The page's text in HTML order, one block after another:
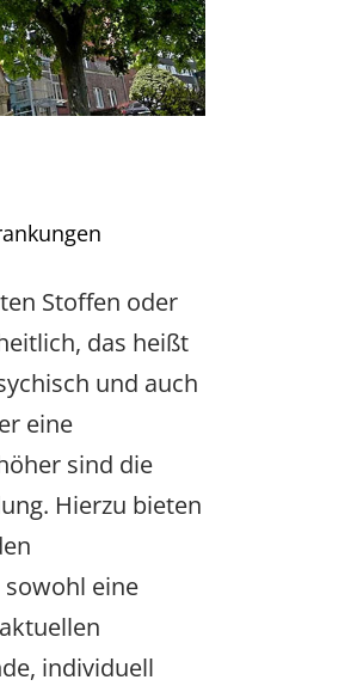
Stoffen oder
das heißt
und auch
eine
sind die
Hierzu bieten
eine
individuell